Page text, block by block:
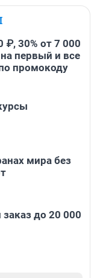
₽, 30% от 7 000
первый и все
промокоду
мира без
до 20 000